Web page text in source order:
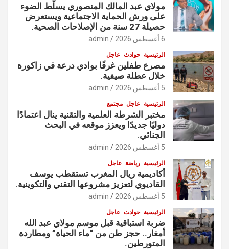
مولاي عبد المالك المنصوري يسلّط الضوء
على ورش الحماية الاجتماعية ويستعرض
حصيلة 27 سنة من الإصلاحات الصحية.
6 أغسطس 2026 admin
الرئيسية حوادث عاجل
مصرع طفلين غرقًا بوادي درعة في زاكورة
خلال عطلة صيفية.
5 أغسطس 2026 admin
الرئيسية عاجل مجتمع
مختبر الشرطة العلمية والتقنية ينال اعتمادًا
دوليًا جديدًا ويعزز موقعه في البحث
الجنائي.
5 أغسطس 2026 admin
الرئيسية رياضة عاجل
أكاديمية ريال المغرب تستقطب يوسف
القاديوي لتعزيز مشروعها التقني والتكوينية.
5 أغسطس 2026 admin
الرئيسية حوادث عاجل
ضربة استباقية قبل موسم مولاي عبد الله
أمغار.. حجز طن من “ماء الحياة” ومطاردة
المتورطين.